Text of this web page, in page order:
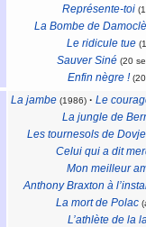
Représente-toi (1
La Bombe de
Le ridicule tue
Sauver Siné (20
Enfin nègre !
La jambe (1986) · Le
La jungle de
Les tournesols de
Celui qui a dit
Mon meilleur
Anthony Braxton à
La mort de Polac
L’athlète de la